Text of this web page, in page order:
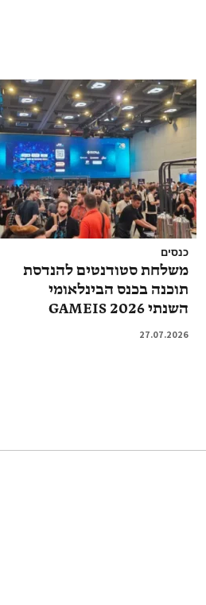
כנסים
משלחת סטודנטים להנדסת
תוכנה בכנס הבינלאומי
השנתי GAMEIS 2026
27.07.2026